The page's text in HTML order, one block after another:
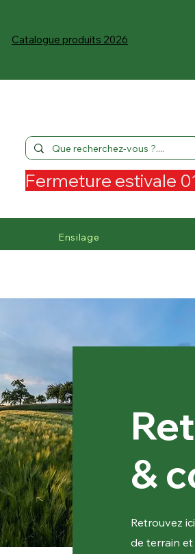
Catalogue produits 2026
Fermeture estivale
Ensilage
&
Retrouvez
de terrain